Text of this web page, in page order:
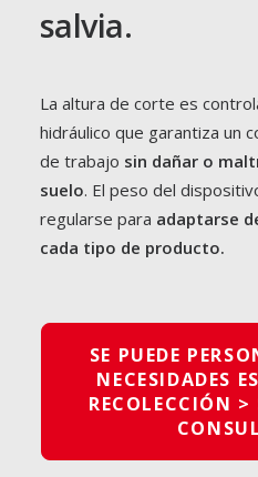
salvia.
La altura de corte es
hidráulico que garantiza un
de trabajo sin dañar o
suelo. El peso del
regularse para adaptarse
cada tipo de producto.
SE PUEDE
NECESIDADES
RECOLECCIÓN